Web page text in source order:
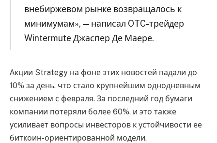
внебиржевом рынке возвращалось к
минимумам», — написал OTC-трейдер
Wintermute Джаспер Де Маере.
Акции Strategy на фоне этих новостей падали до
10% за день, что стало крупнейшим однодневным
снижением с февраля. За последний год бумаги
компании потеряли более 60%, и это также
усиливает вопросы инвесторов к устойчивости ее
биткоин-ориентированной модели.